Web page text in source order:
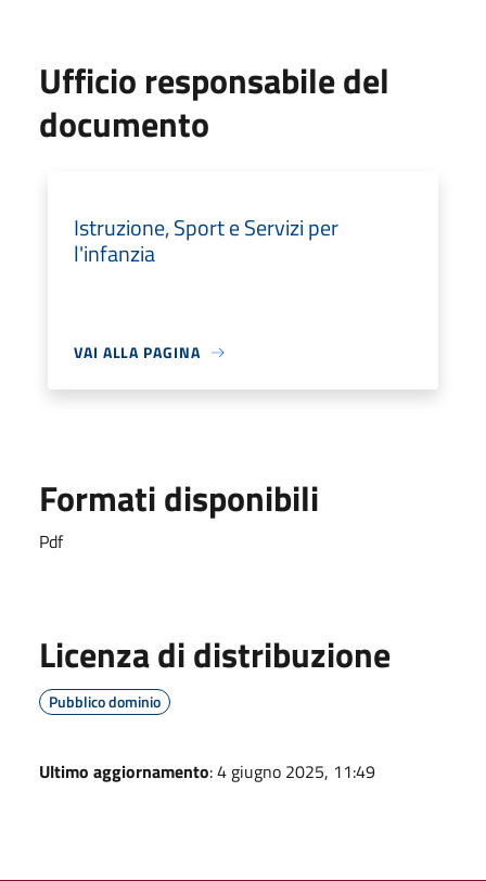
Ufficio responsabile del
documento
Istruzione, Sport e Servizi per
l'infanzia
VAI ALLA PAGINA
Formati disponibili
Pdf
Licenza di distribuzione
Pubblico dominio
Ultimo aggiornamento: 4 giugno 2025, 11:49